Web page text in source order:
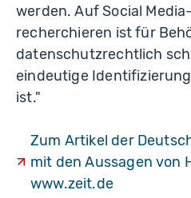
werden. Auf Social
recherchieren ist für
datenschutzrechtlich
eindeutige
ist."
Zum Artikel der
mit den Aussagen von
www.zeit.de